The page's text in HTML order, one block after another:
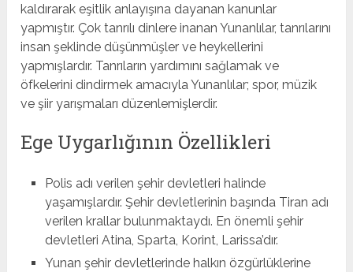
kaldırarak eşitlik anlayışına dayanan kanunlar
yapmıştır. Çok tanrılı dinlere inanan Yunanlılar, tanrılarını
insan şeklinde düşünmüşler ve heykellerini
yapmışlardır. Tanrıların yardımını sağlamak ve
öfkelerini dindirmek amacıyla Yunanlılar; spor, müzik
ve şiir yarışmaları düzenlemişlerdir.
Ege Uygarlığının Özellikleri
Polis adı verilen şehir devletleri halinde
yaşamışlardır. Şehir devletlerinin başında Tiran adı
verilen krallar bulunmaktaydı. En önemli şehir
devletleri Atina, Sparta, Korint, Larissa’dır. 
Yunan şehir devletlerinde halkın özgürlüklerine